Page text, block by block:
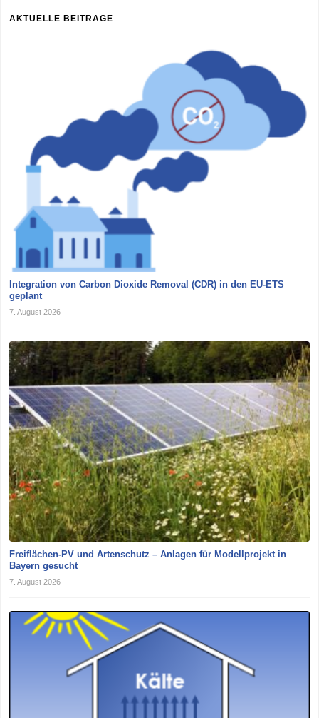
AKTUELLE BEITRÄGE
Integration von Carbon Dioxide Removal (CDR) in den EU-ETS
geplant
7. August 2026
Freiflächen-PV und Artenschutz – Anlagen für Modellprojekt in
Bayern gesucht
7. August 2026